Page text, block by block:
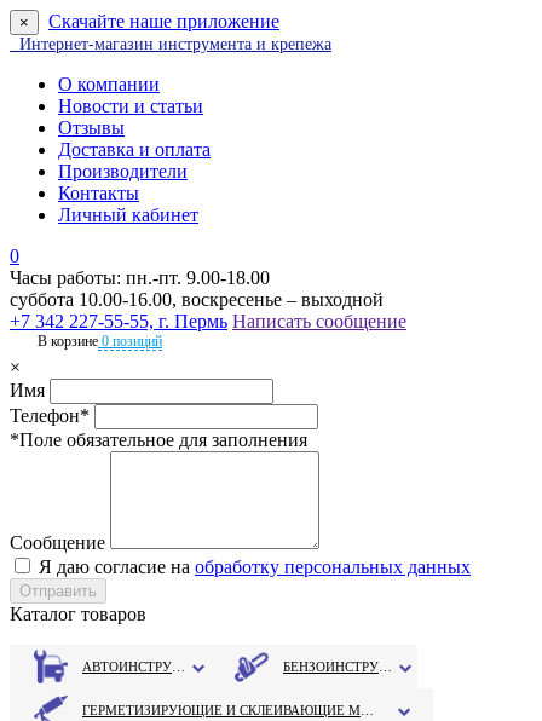
× Скачайте наше приложение
Интернет-магазин инструмента и крепежа
О компании
Новости и статьи
Отзывы
Доставка и оплата
Производители
Контакты
Личный кабинет
0
Часы работы: пн.-пт. 9.00-18.00
суббота 10.00-16.00, воскресенье – выходной
+7 342 227-55-55, г. Пермь Написать сообщение
В корзине 0 позиций
×
Имя
Телефон*
*Поле обязательное для заполнения
Сообщение
Я даю согласие на обработку персональных данных
Каталог товаров